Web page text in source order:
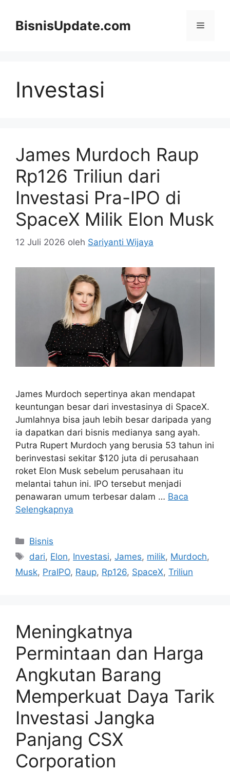
BisnisUpdate.com Menu
Investasi
James Murdoch Raup
Rp126 Triliun dari
Investasi Pra-IPO di
SpaceX Milik Elon Musk
12 Juli 2026 oleh Sariyanti Wijaya
James Murdoch sepertinya akan mendapat
keuntungan besar dari investasinya di SpaceX.
Jumlahnya bisa jauh lebih besar daripada yang
ia dapatkan dari bisnis medianya sang ayah.
Putra Rupert Murdoch yang berusia 53 tahun ini
berinvestasi sekitar $120 juta di perusahaan
roket Elon Musk sebelum perusahaan itu
melantai tahun ini. IPO tersebut menjadi
penawaran umum terbesar dalam … Baca
Selengkapnya
Kategori
Bisnis
Tag
dari, Elon, Investasi,James, milik, Murdoch,
Musk, PraIPO, Raup, Rp126, SpaceX, Triliun
Meningkatnya
Permintaan dan Harga
Angkutan Barang
Memperkuat Daya Tarik
Investasi Jangka
Panjang CSX
Corporation